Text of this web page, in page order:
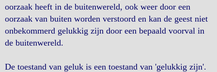
oorzaak heeft in de buitenwereld, ook weer door een
oorzaak van buiten worden verstoord en kan de geest niet
onbekommerd gelukkig zijn door een bepaald voorval in
de buitenwereld.
De toestand van geluk is een toestand van 'gelukkig zijn'.